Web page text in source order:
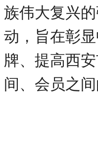
族伟大复兴
动，旨在彰
牌、提高西
间、会员之